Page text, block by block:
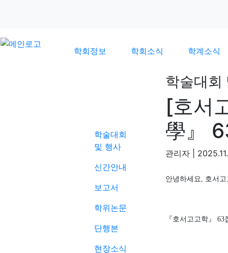
학회정보 학회소식 학계소식
학술대회
및 행사
신간안내
보고서
학위논문
단행본
현장소식
학술대회
[호서
學』
관리자
안녕하세요, 호서
『 호서고고학』 63